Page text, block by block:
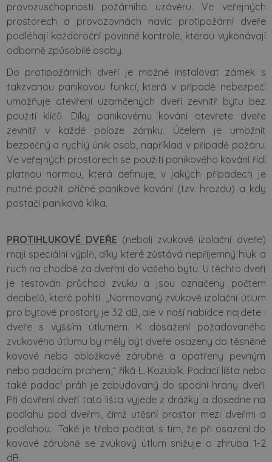
provozuschopnosti požárního uzávěru. Ve veřejných
prostorech a provozovnách navíc protipožární dveře
podléhají každoroční povinné kontrole, kterou vykonávají
odborně způsobilé osoby.
Do protipožárních dveří je možné instalovat zámek s
takzvanou panikovou funkcí, která v případě nebezpečí
umožňuje otevření uzamčených dveří zevnitř bytu bez
použití klíčů. Díky panikovému kování otevřete dveře
zevnitř v každé poloze zámku. Účelem je umožnit
bezpečný a rychlý únik osob, například v případě požáru.
Ve veřejných prostorech se použití panikového kování řídí
platnou normou, která definuje, v jakých případech je
nutné použít příčné panikové kování (tzv. hrazdu) a kdy
postačí paniková klika.
PROTIHLUKOVÉ DVEŘE (neboli zvukově izolační dveře)
mají speciální výplň, díky které zůstává nepříjemný hluk a
ruch na chodbě za dveřmi do vašeho bytu. U těchto dveří
je testován průchod zvuku a jsou označeny počtem
decibelů, které pohltí. „Normovaný zvukově izolační útlum
pro bytové prostory je 32 dB, ale v naší nabídce najdete i
dveře s vyšším útlumem. K dosažení požadovaného
zvukového útlumu by měly být dveře osazeny do těsněné
kovové nebo obložkové zárubně a opatřeny pevným
nebo padacím prahem,“ říká L. Kozubík. Padací lišta nebo
také padací práh je zabudovaný do spodní hrany dveří.
Při dovření dveří tato lišta vyjede z drážky a dosedne na
podlahu pod dveřmi, čímž utěsní prostor mezi dveřmi a
podlahou. Také je třeba počítat s tím, že při osazení do
kovové zárubně se zvukový útlum snižuje o zhruba 1-2
dB.